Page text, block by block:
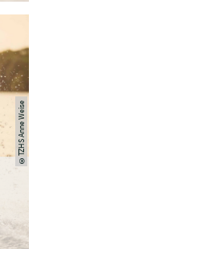
©
TZHS Anne Weise